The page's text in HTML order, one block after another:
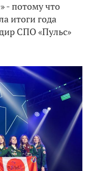
- потому что
итоги года
СПО «Пульс»